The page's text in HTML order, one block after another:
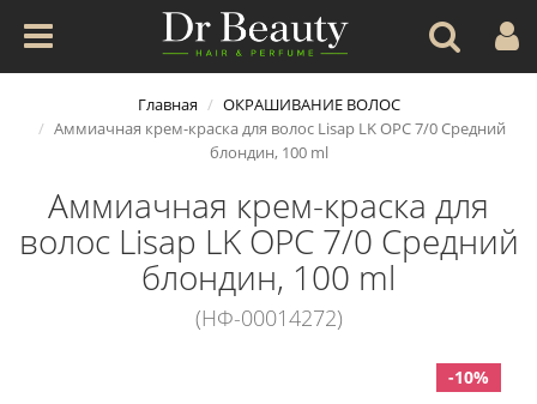
Главная
ОКРАШИВАНИЕ ВОЛОС
Аммиачная крем-краска для волос Lisap LK OPC 7/0 Средний
блондин, 100 ml
Аммиачная крем-краска для
волос Lisap LK OPC 7/0 Средний
блондин, 100 ml
(НФ-00014272)
-10%